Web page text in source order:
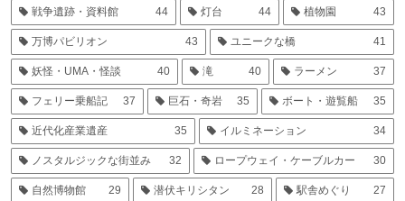
戦争遺跡・資料館 44 灯台 44 植物園 43
万博パビリオン 43 ユニークな橋 41
妖怪・UMA・怪談 40 滝 40 ラーメン 37
フェリー乗船記 37 巨石・奇岩 35 ボート・遊覧船 35
近代化産業遺産 35 イルミネーション 34
ノスタルジックな街並み 32 ロープウェイ・ケーブルカー 30
自然博物館 29 潜伏キリシタン 28 駅舎めぐり 27